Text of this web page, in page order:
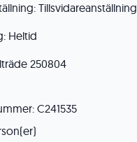
Tillsvidareanställning
Heltid
250804
C241535